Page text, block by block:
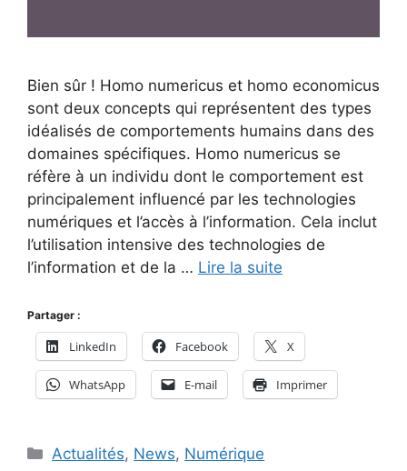
Bien sûr ! Homo numericus et homo economicus
sont deux concepts qui représentent des types
idéalisés de comportements humains dans des
domaines spécifiques. Homo numericus se
réfère à un individu dont le comportement est
principalement influencé par les technologies
numériques et l’accès à l’information. Cela inclut
l’utilisation intensive des technologies de
l’information et de la … Lire la suite
Partager :
LinkedIn Facebook X
WhatsApp E-mail Imprimer
Catégories
Actualités, News, Numérique